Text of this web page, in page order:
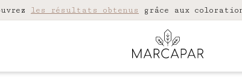
les résultats obtenus grâce aux